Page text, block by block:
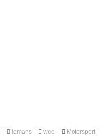
lemans wec Motorsport